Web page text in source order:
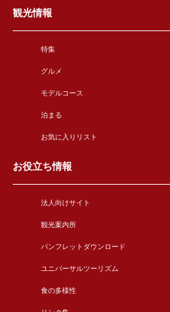
観光情報
特集
グルメ
モデルコース
泊まる
お気に入りリスト
お役立ち情報
法人向けサイト
観光案内所
パンフレットダウンロード
ユニバーサルツーリズム
食の多様性